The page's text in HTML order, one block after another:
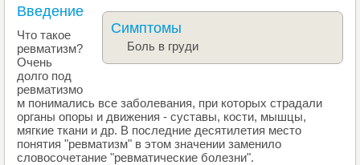
Симптомы
Боль в груди
Введение
Что такое
ревматизм?
Очень
долго под
ревматизмо
м понимались все заболевания, при которых страдали
органы опоры и движения - суставы, кости, мышцы,
мягкие ткани и др. В последние десятилетия место
понятия "ревматизм" в этом значении заменило
словосочетание "ревматические болезни".